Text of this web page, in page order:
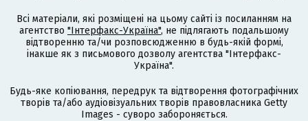
Всі матеріали, які розміщені на цьому сайті із посиланням на
агентство "Інтерфакс-Україна", не підлягають подальшому
відтворенню та/чи розповсюдженню в будь-якій формі,
інакше як з письмового дозволу агентства "Інтерфакс-
Україна".
Будь-яке копіювання, передрук та відтворення фотографічних
творів та/або аудіовізуальних творів правовласника Getty
Images - суворо забороняється.